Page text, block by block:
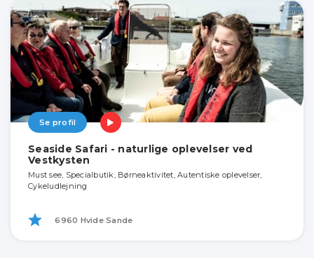
Se profil
Seaside Safari - naturlige oplevelser ved
Vestkysten
Must see, Specialbutik, Børneaktivitet, Autentiske oplevelser,
Cykeludlejning
6960 Hvide Sande